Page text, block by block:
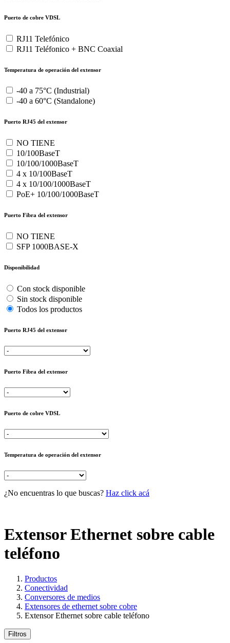
Puerto de cobre VDSL
RJ11 Telefónico
RJ11 Teléfonico + BNC Coaxial
Temperatura de operación del extensor
-40 a 75°C (Industrial)
-40 a 60°C (Standalone)
Puerto RJ45 del extensor
NO TIENE
10/100BaseT
10/100/1000BaseT
4 x 10/100BaseT
4 x 10/100/1000BaseT
PoE+ 10/100/1000BaseT
Puerto Fibra del extensor
NO TIENE
SFP 1000BASE-X
Disponibilidad
Con stock disponible
Sin stock disponible
Todos los productos
Puerto RJ45 del extensor
Puerto Fibra del extensor
Puerto de cobre VDSL
Temperatura de operación del extensor
¿No encuentras lo que buscas? Haz click acá
Extensor Ethernet sobre cable
teléfono
Productos
Conectividad
Conversores de medios
Extensores de ethernet sobre cobre
Extensor Ethernet sobre cable teléfono
Filtros